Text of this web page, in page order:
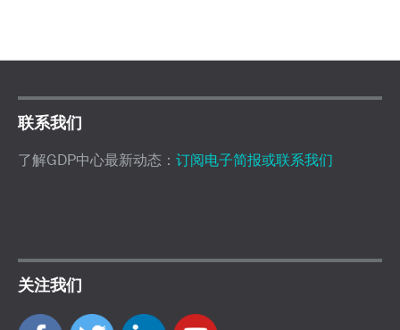
联系我们
了解GDP中心最新动态： 订阅电子简报或联系我们
关注我们